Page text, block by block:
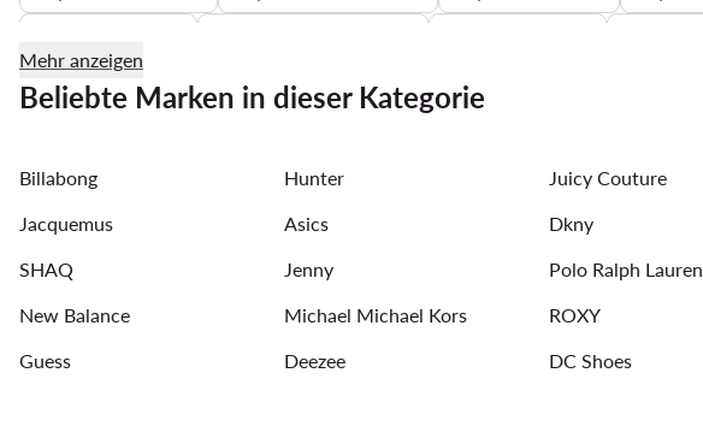
Festkleider mit Blumenmuster für Hochzeit Reebok Classic Damen
Sonnenbrillen für Damen Guess Schuhe Damen
Mehr anzeigen
Beliebte Marken in dieser Kategorie
Billabong Hunter Juicy Couture
Jacquemus
Asics Dkny
SHAQ
Jenny Polo Ralph Lauren
New Balance
Michael Michael Kors ROXY
Guess
Deezee DC Shoes